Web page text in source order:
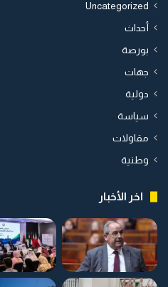
Uncategorized
أحداث
بورصة
جهات
دولية
سياسة
مقاولات
وطنية
اخر الأخبار